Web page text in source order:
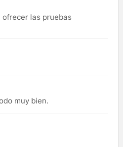
las pruebas
muy bien.